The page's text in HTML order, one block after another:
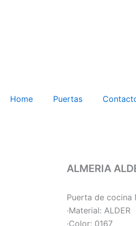
Home Puertas
ALMERIA
Puerta de cocina
·Material: ALDER
·Color: 0167